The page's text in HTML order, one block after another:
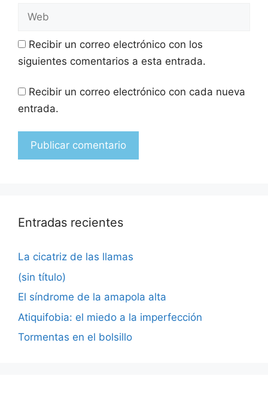
Recibir un correo electrónico con los
siguientes comentarios a esta entrada.
Recibir un correo electrónico con cada nueva
entrada.
Entradas recientes
La cicatriz de las llamas
(sin título)
El síndrome de la amapola alta
Atiquifobia: el miedo a la imperfección
Tormentas en el bolsillo